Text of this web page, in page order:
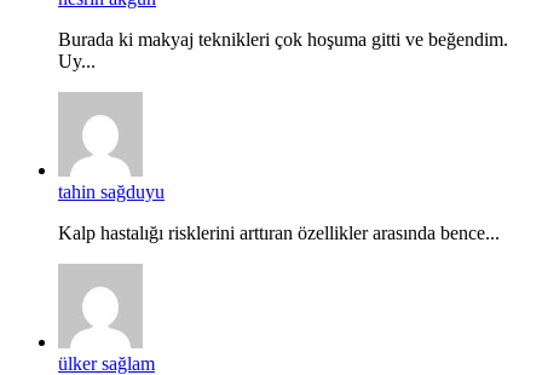
Burada ki makyaj teknikleri çok hoşuma gitti ve beğendim.
Uy...
tahin sağduyu
Kalp hastalığı risklerini arttıran özellikler arasında bence...
ülker sağlam